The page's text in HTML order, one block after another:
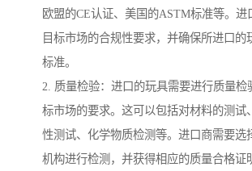
欧盟的CE认证、美国的ASTM标准等。进
目标市场的合规性要求，并确保所进口的
标准。
2. 质量检验：进口的玩具需要进行质量检
标市场的要求。这可以包括对材料的测试
性测试、化学物质检测等。进口商需要选
机构进行检测，并获得相应的质量合格证